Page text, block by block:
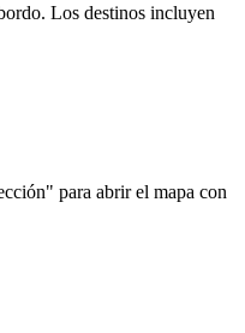
Los destinos incluyen
para abrir el mapa con